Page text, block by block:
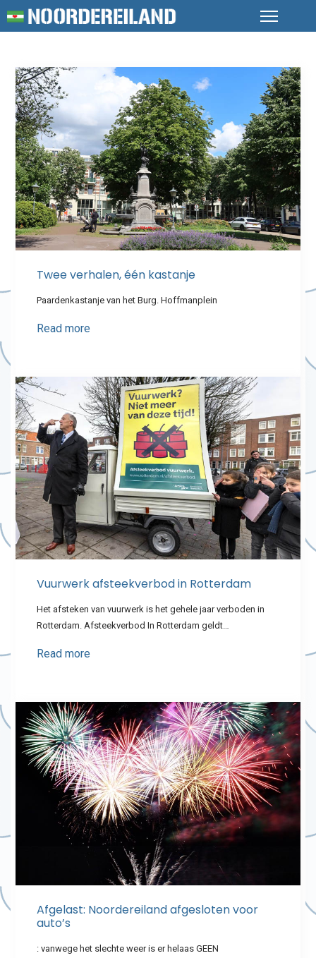
Twee verhalen, één kastanje
Paardenkastanje van het Burg. Hoffmanplein
Read more
Vuurwerk afsteekverbod in Rotterdam
Het afsteken van vuurwerk is het gehele jaar verboden in
Rotterdam. Afsteekverbod In Rotterdam geldt…
Read more
Afgelast: Noordereiland afgesloten voor
auto’s
: vanwege het slechte weer is er helaas GEEN